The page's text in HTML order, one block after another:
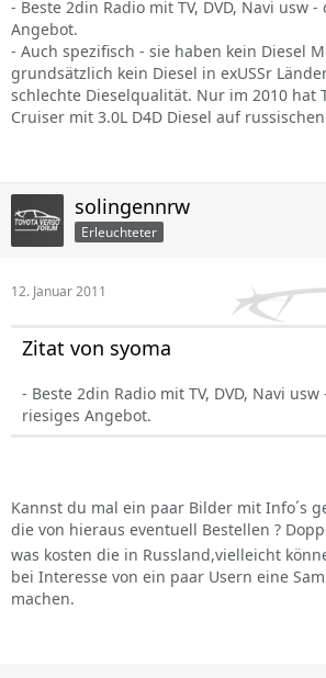
- Beste 2din Radio mit TV, DVD, Navi usw
Angebot.
- Auch spezifisch - sie haben kein Diesel
grundsätzlich kein Diesel in exUSSr
schlechte Dieselqualität. Nur im 2010 hat
Cruiser mit 3.0L D4D Diesel auf
solingennrw
Erleuchteter
12. Januar 2011
Zitat von syoma
- Beste 2din Radio mit TV, DVD, Navi
riesiges Angebot.
Kannst du mal ein paar Bilder mit Info´s
die von hieraus eventuell Bestellen ?
was kosten die in Russland,vielleicht
bei Interesse von ein paar Usern eine
machen.